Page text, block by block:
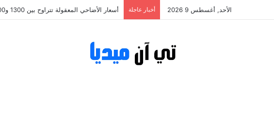
الأحد, أغسطس 9 2026 أخبار عاجلة أسعار الأضاحي المعقولة تتراوح بين 1300 و1700 دينار